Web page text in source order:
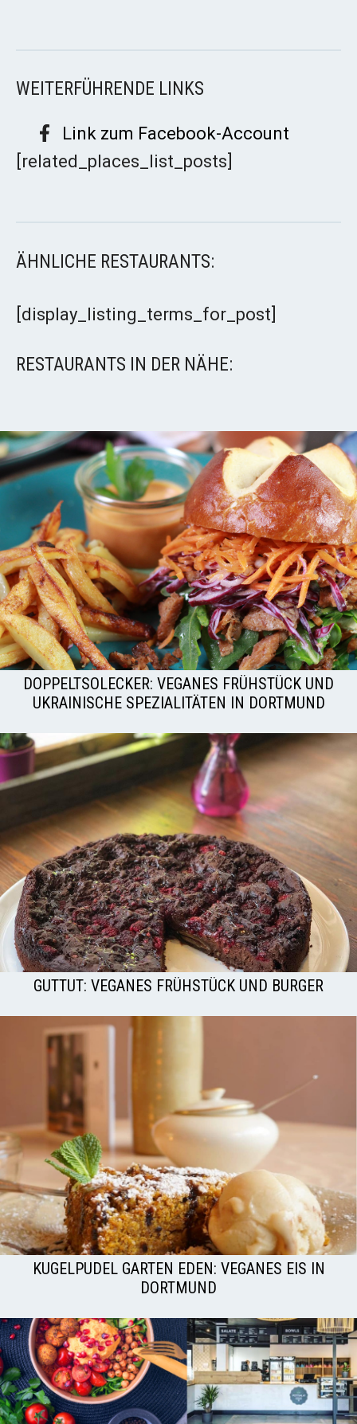
WEITERFÜHRENDE LINKS
Link zum Facebook-Account
[related_places_list_posts]
ÄHNLICHE RESTAURANTS:
[display_listing_terms_for_post]
RESTAURANTS IN DER NÄHE:
DOPPELTSOLECKER: VEGANES FRÜHSTÜCK UND
UKRAINISCHE SPEZIALITÄTEN IN DORTMUND
GUTTUT: VEGANES FRÜHSTÜCK UND BURGER
KUGELPUDEL GARTEN EDEN: VEGANES EIS IN
DORTMUND